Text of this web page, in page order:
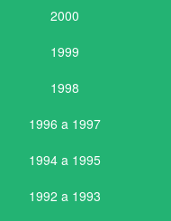
2000
1999
1998
1996 a 1997
1994 a 1995
1992 a 1993